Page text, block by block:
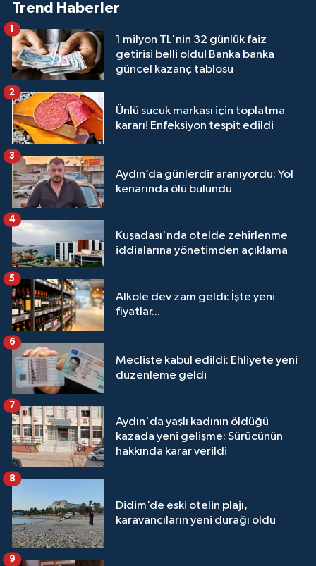
Trend Haberler
1 milyon TL'nin 32 günlük faiz
getirisi belli oldu! Banka banka
güncel kazanç tablosu
1
Ünlü sucuk markası için toplatma
kararı! Enfeksiyon tespit edildi
2
Aydın’da günlerdir aranıyordu: Yol
kenarında ölü bulundu
3
Kuşadası'nda otelde zehirlenme
iddialarına yönetimden açıklama
4
Alkole dev zam geldi: İşte yeni
fiyatlar...
5
Mecliste kabul edildi: Ehliyete yeni
düzenleme geldi
6
Aydın'da yaşlı kadının öldüğü
kazada yeni gelişme: Sürücünün
hakkında karar verildi
7
Didim’de eski otelin plajı,
karavancıların yeni durağı oldu
8
9